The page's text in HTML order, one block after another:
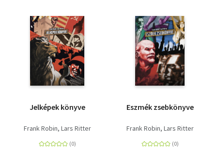
Jelképek könyve
Frank Robin Lars Ritter
Eszmék zsebkönyve
Frank Robin Lars Ritter